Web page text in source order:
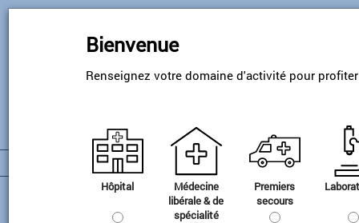
Skip
Bienvenue
Renseignez votre domaine d'activité pour
Hôpital
Médecine
libérale & de
spécialité
Premiers
secours
Transport et stockage